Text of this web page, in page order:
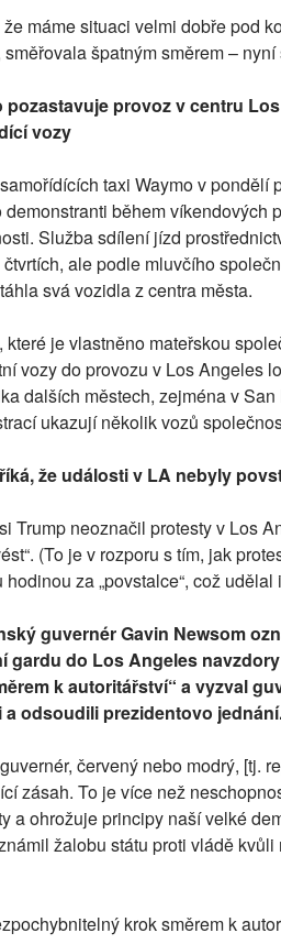
že máme situaci velmi dobře pod
špatným směrem –
pozastavuje provoz v centru
vozy
taxi Waymo v pondělí
demonstranti během
Služba sdílení jízd
ale podle mluvčího
svá vozidla z centra města.
které je vlastněno mateřskou
vozy do provozu v Los Angeles
dalších městech, zejména v
ukazují několik vozů
že události v LA nebyly
Trump neoznačil protesty v Los
(To je v rozporu s tím, jak
hodinou za „povstalce“, což udělal
guvernér Gavin Newsom
gardu do Los Angeles
k autoritářství“ a vyzval
a odsoudili prezidentovo
červený nebo modrý, [tj.
zásah. To je více než
a ohrožuje principy naší velké
žalobu státu proti vládě
krok směrem k